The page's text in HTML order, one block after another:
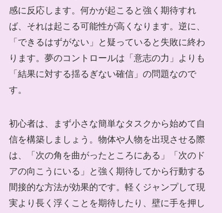
感に反応します。何かが起こると強く期待すれ
ば、それは起こる可能性が高くなります。逆に、
「できるはずがない」と疑っていると失敗に終わ
ります。夢のコントロールは「意志の力」よりも
「結果に対する揺るぎない確信」の問題なので
す。
初心者は、まず小さな簡単なタスクから始めて自
信を構築しましょう。物体や人物を出現させる際
は、「次の角を曲がったところにある」「次のド
アの向こうにいる」と強く期待してから行動する
間接的な方法が効果的です。軽くジャンプして現
実より長く浮くことを期待したり、壁に手を押し